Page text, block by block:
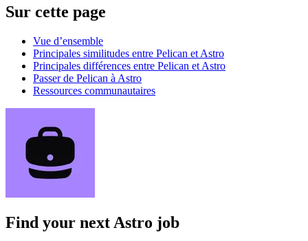
Sur cette page
Vue d’ensemble
Principales similitudes entre Pelican et Astro
Principales différences entre Pelican et Astro
Passer de Pelican à Astro
Ressources communautaires
Find your nextAstro job